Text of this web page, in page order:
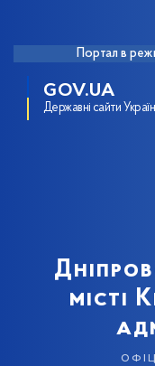
Портал в
GOV.UA
Державні сайти
місті